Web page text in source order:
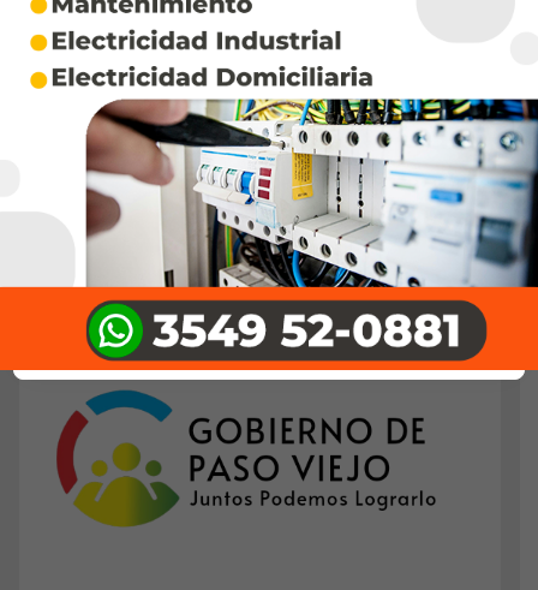
vía, ahora el Gobierno nacional aprobó un crédito
de US$ 100 millones del Banco Centroamericano
de Integración Económica (BCIE). Según se…